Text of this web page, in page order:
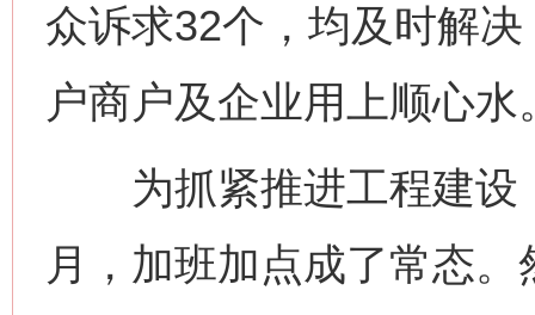
众诉求32个，均及时解
户商户及企业用上顺心水
为抓紧推进工程建设
月，加班加点成了常态